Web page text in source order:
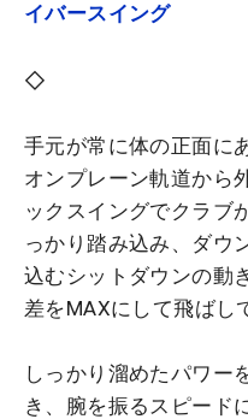
イバースイング
◇
手元が常に体の正面に
オンプレーン軌道から
ックスイングでクラブ
っかり踏み込み、ダウ
込むシットダウンの動
差をMAXにして飛ばし
しっかり溜めたパワー
き、腕を振るスピード